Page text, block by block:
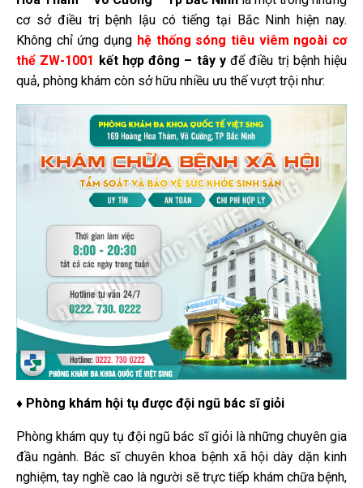
cơ sở điều trị bệnh lậu có tiếng tại Bắc Ninh hiện nay.
Không chỉ ứng dụng hệ thống sóng tiêu viêm ngoài cơ
thể ZW-1001 kết hợp đông – tây yđể điều trị bệnh hiệu
quả, phòng khám còn sở hữu nhiều ưu thế vượt trội như:
♦ Phòng khám hội tụ được đội ngũ bác sĩ giỏi
Phòng khám quy tụ đội ngũ bác sĩ giỏi là những chuyên gia
đầu ngành. Bác sĩ chuyên khoa bệnh xã hội dày dặn kinh
nghiệm, tay nghề cao là người sẽ trực tiếp khám chữa bệnh,